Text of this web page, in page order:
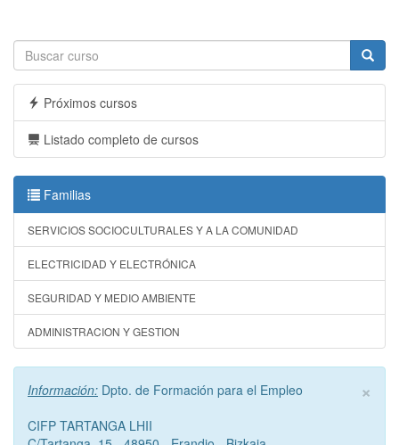
Próximos cursos
Listado completo de cursos
Familias
SERVICIOS SOCIOCULTURALES Y A LA COMUNIDAD
ELECTRICIDAD Y ELECTRÓNICA
SEGURIDAD Y MEDIO AMBIENTE
ADMINISTRACION Y GESTION
×
Información: Dpto. de Formación para el Empleo
CIFP TARTANGA LHII